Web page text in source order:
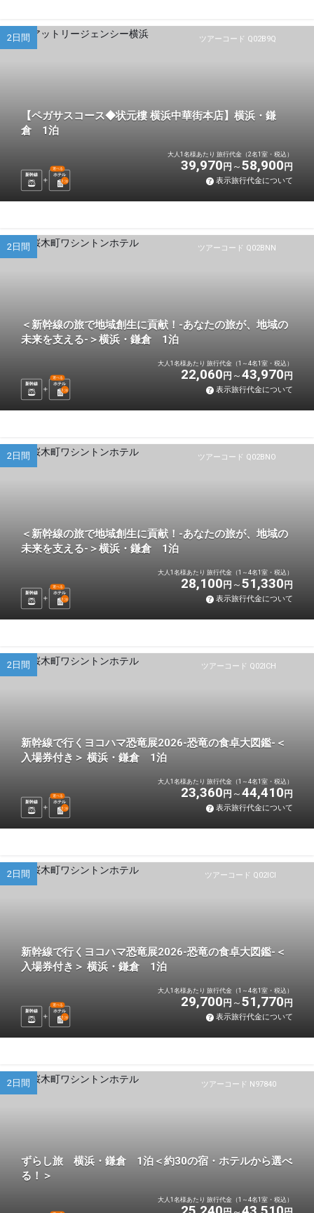
ツアーコード Q02B9Q
2日間
【ペガサスコース◆状元樓 横浜中華街本店】横浜・鎌
倉 1泊
新幹線 ホテル
選べる
1 泊
大人1名様あたり 旅行代金（2名1室・税込）
39,970 円 58,900 円
表示旅行代金について
ツアーコード Q02BNN
2日間
＜新幹線の旅で地域創生に貢献！-あなたの旅が、地域の
未来を支える-＞横浜・鎌倉 1泊
新幹線 ホテル
選べる
1 泊
大人1名様あたり 旅行代金（1～4名1室・税込）
22,060 円 43,970 円
表示旅行代金について
ツアーコード Q02BNO
2日間
＜新幹線の旅で地域創生に貢献！-あなたの旅が、地域の
未来を支える-＞横浜・鎌倉 1泊
新幹線 ホテル
選べる
1 泊
大人1名様あたり 旅行代金（1～4名1室・税込）
28,100 円 51,330 円
表示旅行代金について
ツアーコード Q02ICH
2日間
新幹線で行くヨコハマ恐竜展2026-恐竜の食卓大図鑑-＜
入場券付き＞ 横浜・鎌倉 1泊
新幹線 ホテル
選べる
1 泊
大人1名様あたり 旅行代金（1～4名1室・税込）
23,360 円 44,410 円
表示旅行代金について
ツアーコード Q02ICI
2日間
新幹線で行くヨコハマ恐竜展2026-恐竜の食卓大図鑑-＜
入場券付き＞ 横浜・鎌倉 1泊
新幹線 ホテル
選べる
1 泊
大人1名様あたり 旅行代金（1～4名1室・税込）
29,700 円 51,770 円
表示旅行代金について
ツアーコード N97840
2日間
ずらし旅 横浜・鎌倉 1泊＜約30の宿・ホテルから選べ
る！＞
大人1名様あたり 旅行代金（1～4名1室・税込）